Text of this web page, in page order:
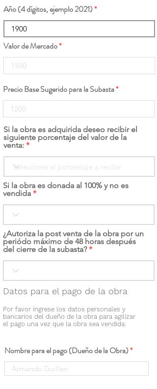
Año (4 dígitos, ejemplo 2021)
Valor de Mercado
Precio Base Sugerido para la Subasta
Si la obra es adquirida deseo recibir el
siguiente porcentaje del valor de la
venta:
Si la obra es donada al 100% y no es
vendida
¿Autoriza la post venta de la obra por un
periódo máximo de 48 horas después
del cierre de la subasta?
Datos para el pago de la obra
Por favor ingrese los datos personales y
bancarios del dueño de la obra para agilizar
el pago una vez que la obra sea vendida:
Nombre para el pago (Dueño de la Obra)